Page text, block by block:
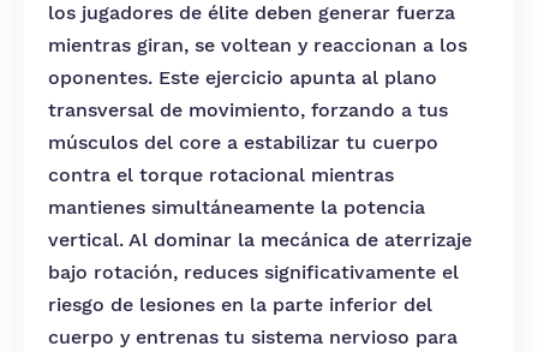
los jugadores de élite deben generar fuerza
mientras giran, se voltean y reaccionan a los
oponentes. Este ejercicio apunta al plano
transversal de movimiento, forzando a tus
músculos del core a estabilizar tu cuerpo
contra el torque rotacional mientras
mantienes simultáneamente la potencia
vertical. Al dominar la mecánica de aterrizaje
bajo rotación, reduces significativamente el
riesgo de lesiones en la parte inferior del
cuerpo y entrenas tu sistema nervioso para